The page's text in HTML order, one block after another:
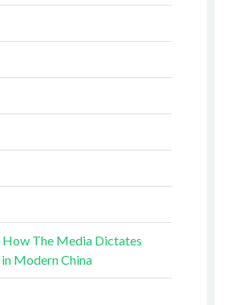
How The Media Dictates
Modern China